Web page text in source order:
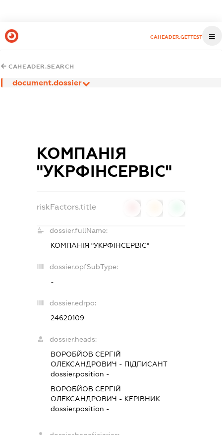
CAHEADER.GETTEST
CAHEADER.SEARCH
document.dossier
КОМПАНІЯ
"УКРФІНСЕРВІС"
riskFactors.title
dossier.fullName:
КОМПАНІЯ "УКРФІНСЕРВІС"
dossier.opfSubType:
-
dossier.edrpo:
24620109
dossier.heads:
ВОРОБЙОВ СЕРГІЙ
ОЛЕКСАНДРОВИЧ - ПІДПИСАНТ
dossier.position -
ВОРОБЙОВ СЕРГІЙ
ОЛЕКСАНДРОВИЧ - КЕРІВНИК
dossier.position -